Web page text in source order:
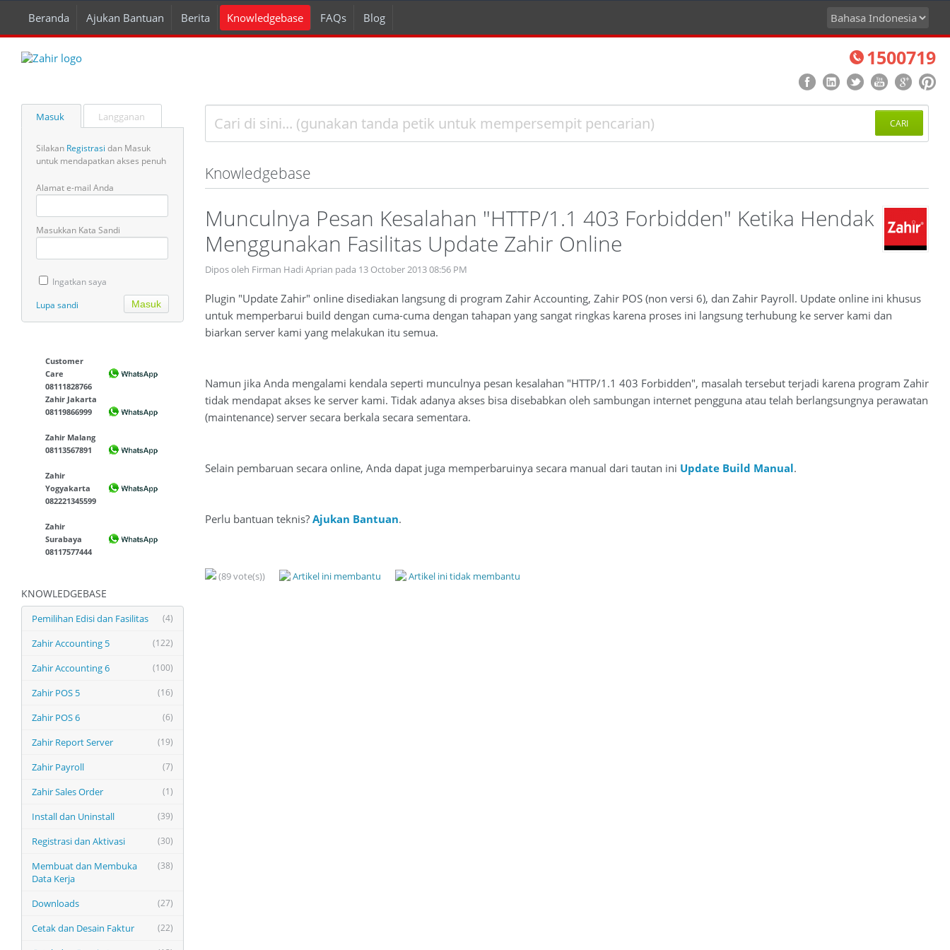
Beranda Ajukan Bantuan Berita Knowledgebase FAQs Blog
1500719
Masuk Langganan
Silakan Registrasi dan Masuk
untuk mendapatkan akses penuh
Alamat e-mail Anda
Masukkan Kata Sandi
Ingatkan saya
Lupa sandi
Customer
Care
08111828766
Zahir Jakarta
08119866999
Zahir Malang
08113567891
Zahir
Yogyakarta
082221345599
Zahir
Surabaya
08117577444
KNOWLEDGEBASE
(4)
Pemilihan Edisi dan Fasilitas
(122)
Zahir Accounting 5
(100)
Zahir Accounting 6
(16)
Zahir POS 5
(6)
Zahir POS 6
(19)
Zahir Report Server
(7)
Zahir Payroll
(1)
Zahir Sales Order
(39)
Install dan Uninstall
(30)
Registrasi dan Aktivasi
(38)
Membuat dan Membuka
Data Kerja
(27)
Downloads
(22)
Cetak dan Desain Faktur
CARI
Knowledgebase
Munculnya Pesan Kesalahan "HTTP/1.1 403 Forbidden" Ketika Hendak
Menggunakan Fasilitas Update Zahir Online
Dipos oleh Firman Hadi Aprian pada 13 October 2013 08:56 PM
Plugin "Update Zahir" online disediakan langsung di program Zahir Accounting, Zahir POS (non versi 6), dan Zahir Payroll. Update online ini khusus
untuk memperbarui build dengan cuma-cuma dengan tahapan yang sangat ringkas karena proses ini langsung terhubung ke server kami dan
biarkan server kami yang melakukan itu semua.
Namun jika Anda mengalami kendala seperti munculnya pesan kesalahan "HTTP/1.1 403 Forbidden", masalah tersebut terjadi karena program Zahir
tidak mendapat akses ke server kami. Tidak adanya akses bisa disebabkan oleh sambungan internet pengguna atau telah berlangsungnya perawatan
(maintenance) server secara berkala secara sementara.
Selain pembaruan secara online, Anda dapat juga memperbaruinya secara manual dari tautan ini Update Build Manual.
Perlu bantuan teknis? Ajukan Bantuan.
(89 vote(s)) Artikel ini membantu Artikel ini tidak membantu